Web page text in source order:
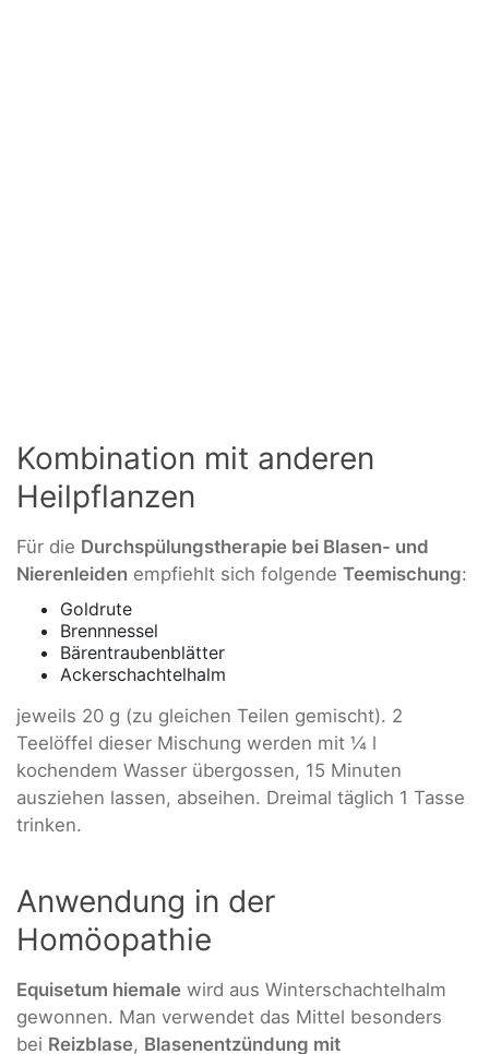
Kombination mit anderen
Heilpflanzen
Für die Durchspülungstherapie bei Blasen- und
Nierenleiden empfiehlt sich folgende Teemischung:
Goldrute
Brennnessel
Bärentraubenblätter
Ackerschachtelhalm
jeweils 20 g (zu gleichen Teilen gemischt). 2
Teelöffel dieser Mischung werden mit ¼ l
kochendem Wasser übergossen, 15 Minuten
ausziehen lassen, abseihen. Dreimal täglich 1 Tasse
trinken.
Anwendung in der
Homöopathie
Equisetum hiemale wird aus Winterschachtelhalm
gewonnen. Man verwendet das Mittel besonders
bei Reizblase, Blasenentzündung mit